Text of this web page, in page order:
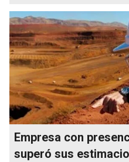
Empresa con
superó sus